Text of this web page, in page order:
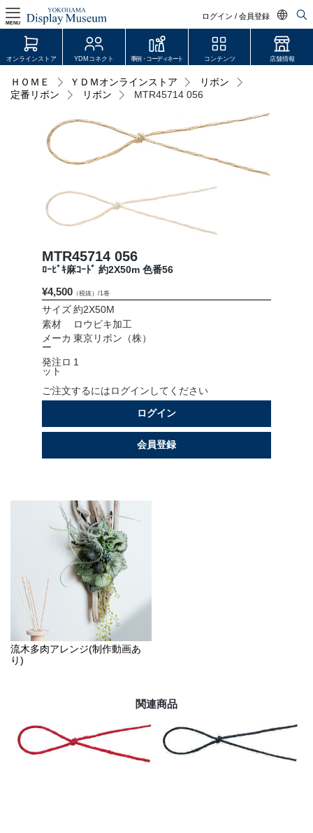
ログイン / 会員登録
日本語
MENU
ログイン・会員登録
YDM Connect
JDCA(ディスプレイスクール)
店舗情報・営業日
会社情報
採用情報
お問い合わせ
オンラインストア YDMコネクト 事例・コーディネート コンテンツ 店舗情報
ＨＯＭＥ ＹＤＭオンラインストア
リボン
定番リボン
リボン MTR45714 056
MTR45714 056
ﾛｰﾋﾞｷ麻ｺｰﾄﾞ 約2X50m 色番56
¥4,500（税抜）/1巻
サイズ 約2X50M
素材
ロウビキ加工
メーカ
ー
東京リボン（株）
発注ロ
ット
1
ご注文するにはログインしてください
ログイン
会員登録
流木多肉アレンジ(制作動画あ
り)
関連商品